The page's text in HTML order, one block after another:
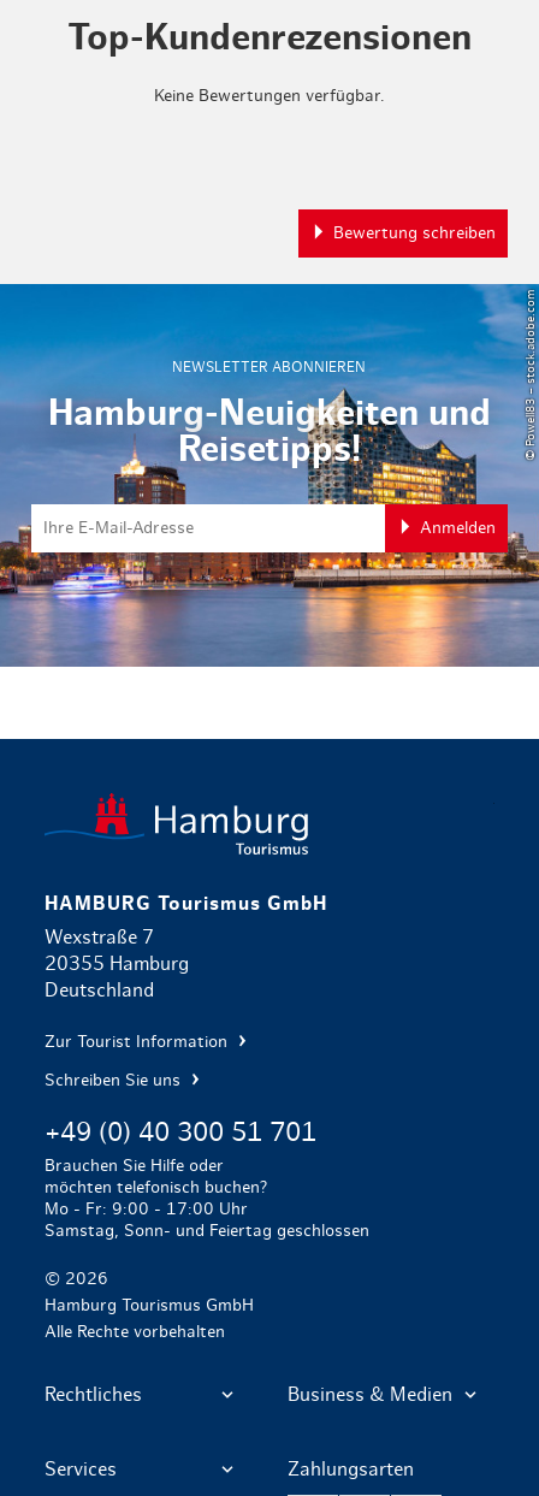
Top-Kundenrezensionen
Keine Bewertungen verfügbar.
Bewertung schreiben
NEWSLETTER ABONNIEREN
Hamburg-Neuigkeiten und
Reisetipps!
Anmelden
© Powell83 – stock.adobe.com
HAMBURG Tourismus GmbH
Wexstraße 7
20355 Hamburg
Deutschland
Zur Tourist Information
Schreiben Sie uns
+49 (0) 40 300 51 701
Brauchen Sie Hilfe oder
möchten telefonisch buchen?
Mo - Fr: 9:00 - 17:00 Uhr
Samstag, Sonn- und Feiertag geschlossen
© 2026
Hamburg Tourismus GmbH
Alle Rechte vorbehalten
Rechtliches Business & Medien
Services Zahlungsarten